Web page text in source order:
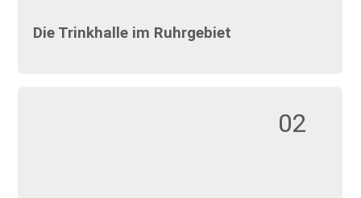
Die Trinkhalle im Ruhrgebiet
02